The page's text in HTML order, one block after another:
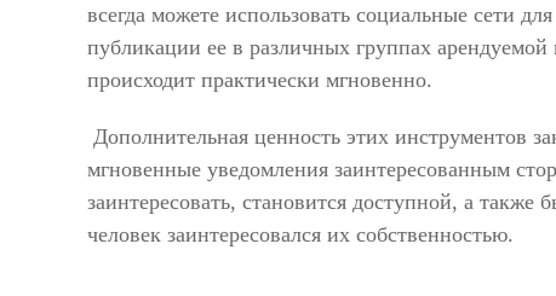
всегда можете использовать социальные сети
публикации ее в различных группах
происходит практически мгновенно.
Дополнительная ценность этих инструментов
мгновенные уведомления заинтересованным
заинтересовать, становится доступной, а
человек заинтересовался их собственностью.